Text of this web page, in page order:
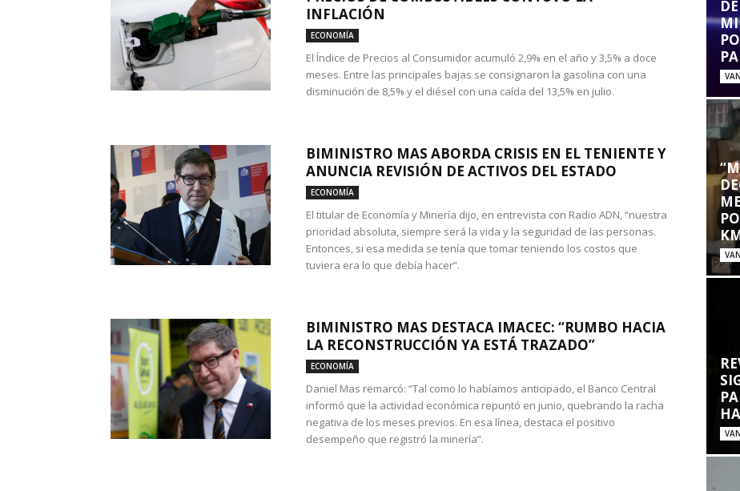
INFLACIÓN
ECONOMÍA
El Índice de Precios al Consumidor acumuló 2,9% en el año y 3,5% a doce
meses. Entre las principales bajas se consignaron la gasolina con una
disminución de 8,5% y el diésel con una caída del 13,5% en julio.
BIMINISTRO MAS ABORDA CRISIS EN EL TENIENTE Y
ANUNCIA REVISIÓN DE ACTIVOS DEL ESTADO
ECONOMÍA
El titular de Economía y Minería dijo, en entrevista con Radio ADN, “nuestra
prioridad absoluta, siempre será la vida y la seguridad de las personas.
Entonces, si esa medida se tenía que tomar teniendo los costos que
tuviera era lo que debía hacer”.
BIMINISTRO MAS DESTACA IMACEC: “RUMBO HACIA
LA RECONSTRUCCIÓN YA ESTÁ TRAZADO”
ECONOMÍA
Daniel Mas remarcó: “Tal como lo habíamos anticipado, el Banco Central
informó que la actividad económica repuntó en junio, quebrando la racha
negativa de los meses previos. En esa línea, destaca el positivo
desempeño que registró la minería”.